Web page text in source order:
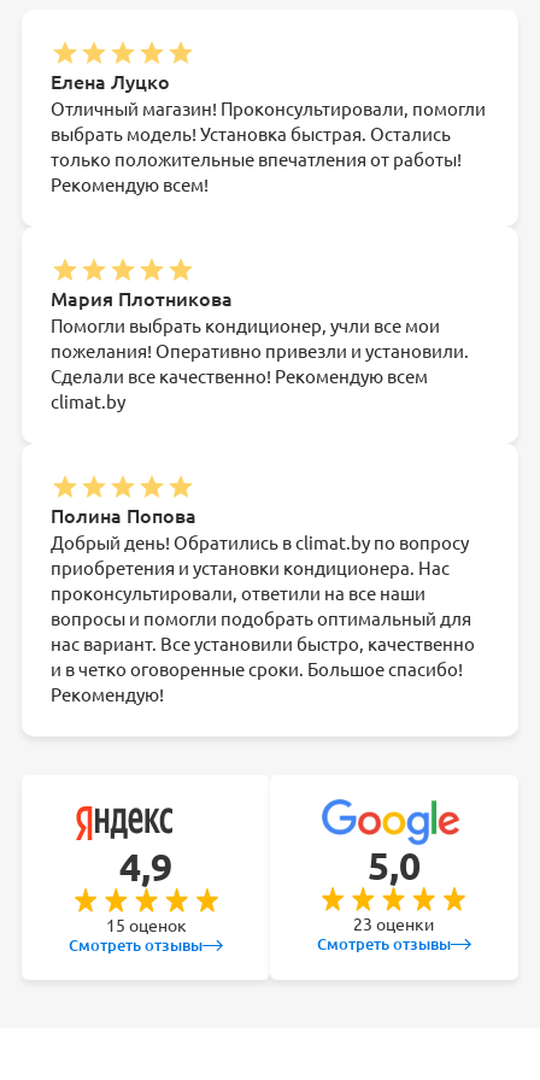
Елена Луцко
Отличный магазин! Проконсультировали, помогли
выбрать модель! Установка быстрая. Остались
только положительные впечатления от работы!
Рекомендую всем!
Мария Плотникова
Помогли выбрать кондиционер, учли все мои
пожелания! Оперативно привезли и установили.
Сделали все качественно! Рекомендую всем
climat.by
Полина Попова
Добрый день! Обратились в climat.by по вопросу
приобретения и установки кондиционера. Нас
проконсультировали, ответили на все наши
вопросы и помогли подобрать оптимальный для
нас вариант. Все установили быстро, качественно
и в четко оговоренные сроки. Большое спасибо!
Рекомендую!
4,9
15 оценок
Смотреть отзывы
5,0
23 оценки
Смотреть отзывы